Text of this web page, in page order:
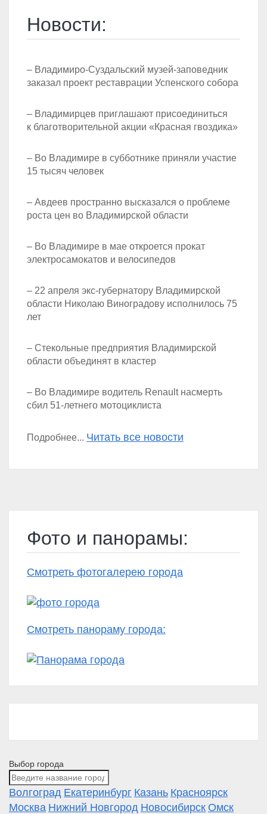
Новости:
– Владимиро-Суздальский музей-заповедник
заказал проект реставрации Успенского собора
– Владимирцев приглашают присоединиться
к благотворительной акции «Красная гвоздика»
– Во Владимире в субботнике приняли участие
15 тысяч человек
– Авдеев пространно высказался о проблеме
роста цен во Владимирской области
– Во Владимире в мае откроется прокат
электросамокатов и велосипедов
– 22 апреля экс-губернатору Владимирской
области Николаю Виноградову исполнилось 75
лет
– Стекольные предприятия Владимирской
области объединят в кластер
– Во Владимире водитель Renault насмерть
сбил 51-летнего мотоциклиста
Подробнее... Читать все новости
Фото и панорамы:
Смотреть фотогалерею города
Смотреть панораму города:
Выбор города
Волгоград Екатеринбург Казань Красноярск
Москва Нижний Новгород Новосибирск Омск